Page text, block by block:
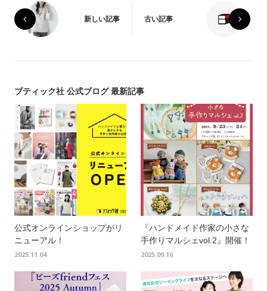
新しい記事 古い記事
ブティック社 公式ブログ 最新記事
公式オンラインショップがリ
ニューアル！
2025.11.04
『ハンドメイド作家の小さな
手作りマルシェvol.2』開催！
2025.09.16